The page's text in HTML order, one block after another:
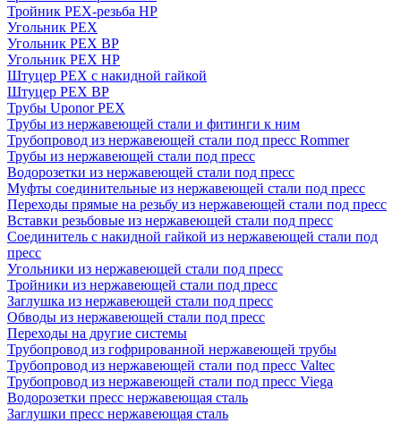
Тройник PEX-резьба НР
Угольник PEX
Угольник PEX ВР
Угольник PEX НР
Штуцер PEX c накидной гайкой
Штуцер PEX ВР
Трубы Uponor PEX
Трубы из нержавеющей стали и фитинги к ним
Трубопровод из нержавеющей стали под пресс Rommer
Трубы из нержавеющей стали под пресс
Водорозетки из нержавеющей стали под пресс
Муфты соединительные из нержавеющей стали под пресс
Переходы прямые на резьбу из нержавеющей стали под пресс
Вставки резьбовые из нержавеющей стали под пресс
Соединитель с накидной гайкой из нержавеющей стали под
пресс
Угольники из нержавеющей стали под пресс
Тройники из нержавеющей стали под пресс
Заглушка из нержавеющей стали под пресс
Обводы из нержавеющей стали под пресс
Переходы на другие системы
Трубопровод из гофрированной нержавеющей трубы
Трубопровод из нержавеющей стали под пресс Valtec
Трубопровод из нержавеющей стали под пресс Viega
Водорозетки пресс нержавеющая сталь
Заглушки пресс нержавеющая сталь